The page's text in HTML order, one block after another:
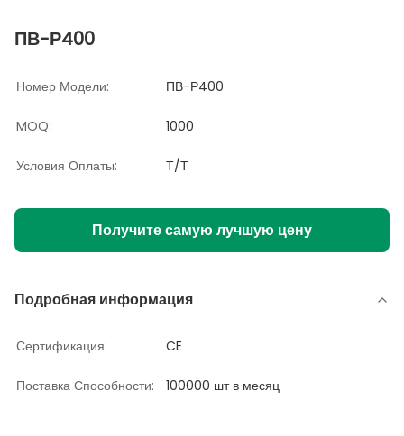
ПВ-Р400
Номер Модели: ПВ-Р400
MOQ: 1000
Условия Оплаты: Т/Т
Получите самую лучшую цену
Подробная информация
Сертификация: CE
Поставка Способности: 100000 шт в месяц